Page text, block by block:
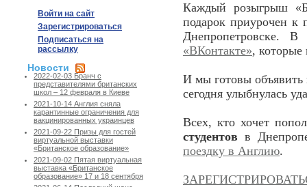
Войти на сайт
Зарегистрироваться
Подписаться на
рассылку
Новости
2022-02-03 Бранч с
представителями британских
школ – 12 февраля в Киеве
2021-10-14 Англия сняла
карантинные ограничения для
вакцинированных украинцев
2021-09-22 Призы для гостей
виртуальной выставки
«Британское образование»
2021-09-02 Пятая виртуальная
выставка «Британское
образование» 17 и 18 сентября
Каждый розыгрыш
подарок приурочен к
Днепропетровске. В
«ВКонтакте», которые
И мы готовы
сегодня улыбнулась
Всех, кто хочет
студентов в
поездку в Англию.